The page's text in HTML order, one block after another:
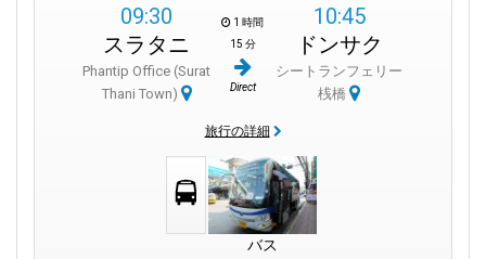
09:30
スラタニ
Phantip Office (Surat
Thani Town)
1 時間
15 分
Direct
10:45
ドンサク
シートランフェリー
桟橋
旅行の詳細
バス